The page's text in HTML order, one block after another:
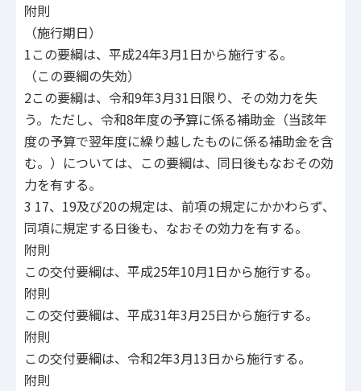
附則
（施行期日）
1この要綱は、平成24年3月1日から施行する。
（この要綱の失効）
2この要綱は、令和9年3月31日限り、その効力を失
う。ただし、令和8年度の予算に係る補助金（当該年
度の予算で翌年度に繰り越したものに係る補助金を含
む。）については、この要綱は、同日後もなおその効
力を有する。
3 17、19及び20の規定は、前項の規定にかかわらず、
同項に規定する日後も、なおその効力を有する。
附則
この交付要綱は、平成25年10月1日から施行する。
附則
この交付要綱は、平成31年3月25日から施行する。
附則
この交付要綱は、令和2年3月13日から施行する。
附則